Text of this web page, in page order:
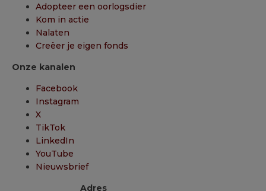
Adopteer een oorlogsdier
Kom in actie
Nalaten
Creëer je eigen fonds
Onze kanalen
Facebook
Instagram
X
TikTok
LinkedIn
YouTube
Nieuwsbrief
Adres